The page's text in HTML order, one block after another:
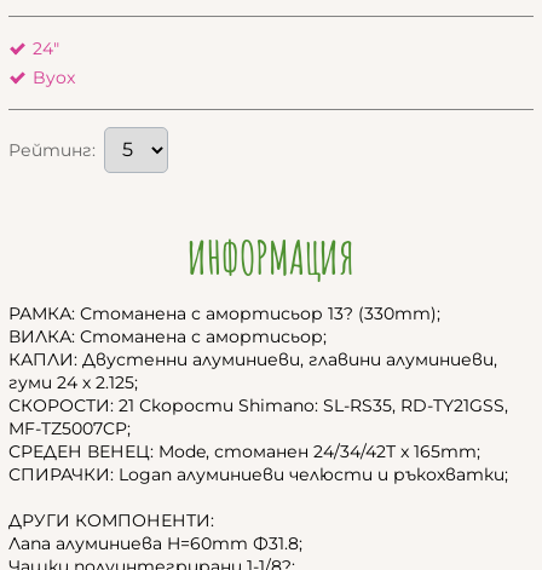
24"
Byox
Рейтинг:
ИНФОРМАЦИЯ
РАМКА: Стоманена с амортисьор 13? (330mm);
ВИЛКА: Стоманена с амортисьор;
КАПЛИ: Двустенни алуминиеви, главини алуминиеви,
гуми 24 х 2.125;
СКОРОСТИ: 21 Скорости Shimano: SL-RS35, RD-TY21GSS,
MF-TZ5007CP;
СРЕДЕН ВЕНЕЦ: Mode, стоманен 24/34/42Т x 165mm;
СПИРАЧКИ: Logan алуминиеви челюсти и ръкохватки;
ДРУГИ КОМПОНЕНТИ:
Лапа алуминиева H=60mm Ф31.8;